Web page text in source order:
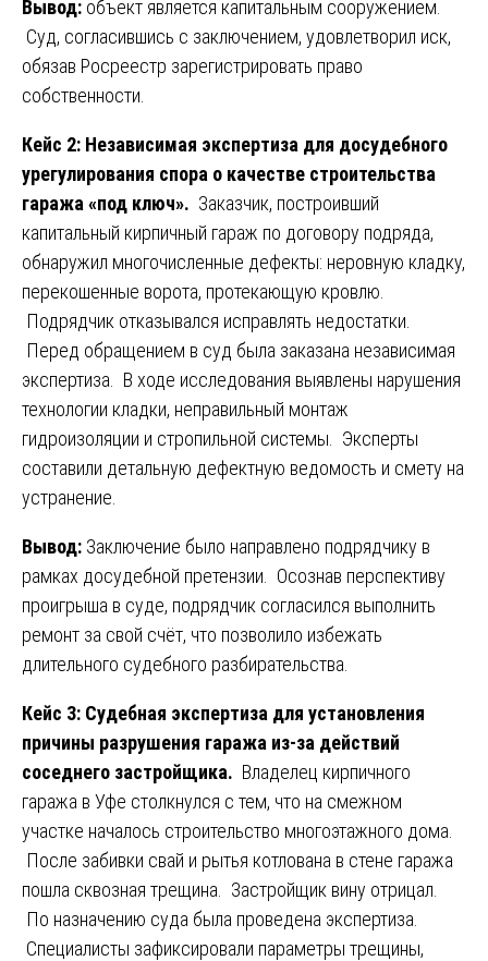
Вывод: объект является капитальным сооружением.
Суд, согласившись с заключением, удовлетворил иск,
обязав Росреестр зарегистрировать право
собственности.
Кейс 2: Независимая экспертиза для досудебного
урегулирования спора о качестве строительства
гаража «под ключ». Заказчик, построивший
капитальный кирпичный гараж по договору подряда,
обнаружил многочисленные дефекты: неровную кладку,
перекошенные ворота, протекающую кровлю.
Подрядчик отказывался исправлять недостатки.
Перед обращением в суд была заказана независимая
экспертиза. В ходе исследования выявлены нарушения
технологии кладки, неправильный монтаж
гидроизоляции и стропильной системы. Эксперты
составили детальную дефектную ведомость и смету на
устранение.
Вывод: Заключение было направлено подрядчику в
рамках досудебной претензии. Осознав перспективу
проигрыша в суде, подрядчик согласился выполнить
ремонт за свой счёт, что позволило избежать
длительного судебного разбирательства.
Кейс 3: Судебная экспертиза для установления
причины разрушения гаража из-за действий
соседнего застройщика. Владелец кирпичного
гаража в Уфе столкнулся с тем, что на смежном
участке началось строительство многоэтажного дома.
После забивки свай и рытья котлована в стене гаража
пошла сквозная трещина. Застройщик вину отрицал.
По назначению суда была проведена экспертиза.
Специалисты зафиксировали параметры трещины,